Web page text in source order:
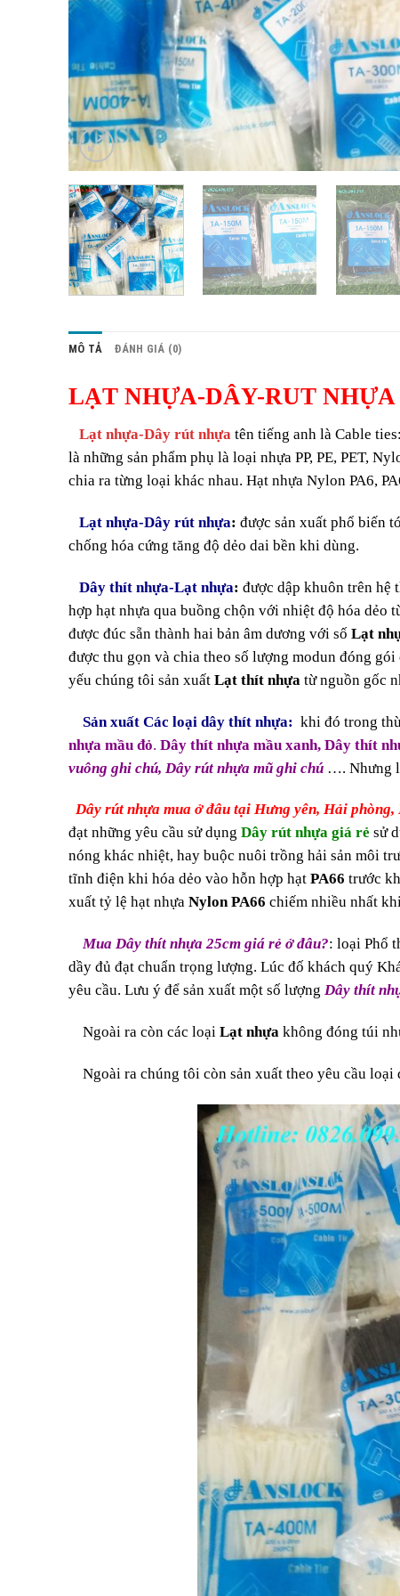
MÔ TẢ ĐÁNH GIÁ (0)
LẠT NHỰA-DÂY-RUT
Lạt nhựa-Dây rút nhựa tên tiếng anh là Cable
là những sản phẩm phụ là loại nhựa PP, PE, PET,
chia ra từng loại khác nhau. Hạt nhựa Nylon PA6,
Lạt nhựa-Dây rút nhựa: được sản xuất phổ biến
chống hóa cứng tăng độ dẻo dai bền khi dùng.
Dây thít nhựa-Lạt nhựa: được dập khuôn trên hệ
hợp hạt nhựa qua buồng chộn với nhiệt độ hóa dẻo
được đúc sẵn thành hai bản âm dương với số Lạt
được thu gọn và chia theo số lượng modun đóng
yếu chúng tôi sản xuất Lạt thít nhựa từ nguồn gốc
Sản xuất Các loại dây thít nhựa: khi đó trong
nhựa mầu đỏ. Dây thít nhựa mầu xanh, Dây thít
vuông ghi chú, Dây rút nhựa mũ ghi chú …. Nhưng
Dây rút nhựa mua ở đâu tại Hưng yên, Hải
đạt những yêu cầu sử dụng Dây rút nhựa giá rẻ sử
nóng khác nhiệt, hay buộc nuôi trồng hải sản môi
tĩnh điện khi hóa dẻo vào hỗn hợp hạt PA66 trước
xuất tỷ lệ hạt nhựa Nylon PA66 chiếm nhiều nhất
Mua Dây thít nhựa 25cm giá rẻ ở đâu?: loại Phổ
dầy đủ đạt chuẩn trọng lượng. Lúc đố khách quý
yêu cầu. Lưu ý để sản xuất một số lượng Dây thít
Ngoài ra còn các loại Lạt nhựa không đóng túi
Ngoài ra chúng tôi còn sản xuất theo yêu cầu loại